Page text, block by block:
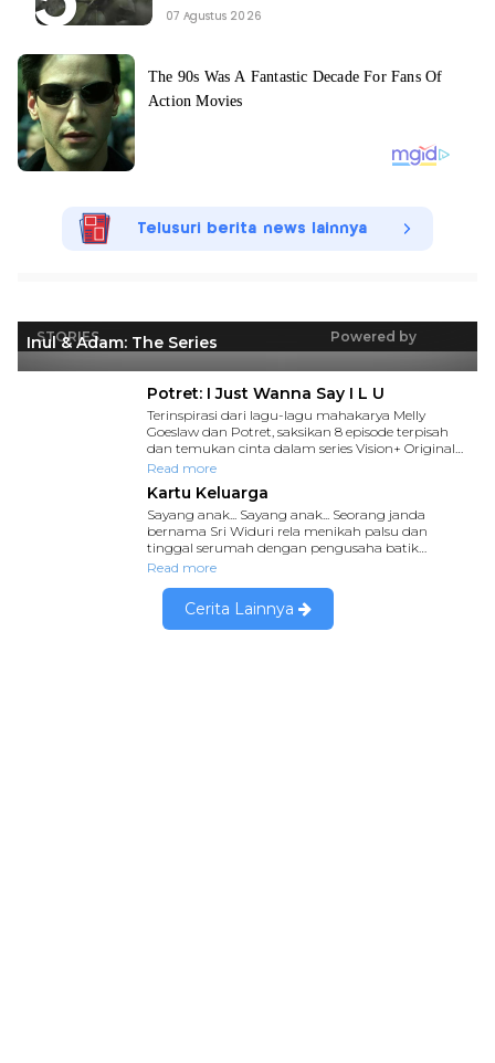
07 Agustus 2026
Telusuri berita news lainnya